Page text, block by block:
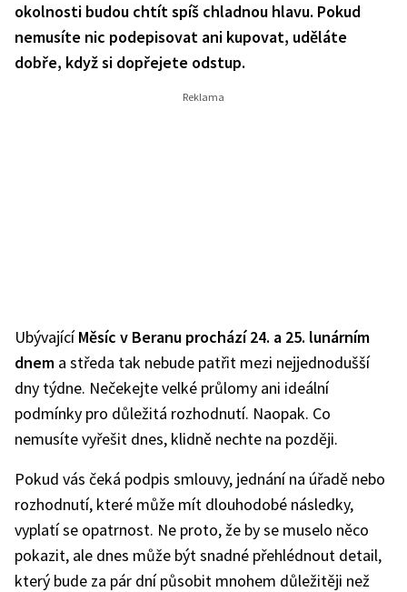
okolnosti budou chtít spíš chladnou hlavu. Pokud
nemusíte nic podepisovat ani kupovat, uděláte
dobře, když si dopřejete odstup.
UbývajícíMěsíc v Beranu prochází 24. a 25. lunárním
dnem a středa tak nebude patřit mezi nejjednodušší
dny týdne. Nečekejte velké průlomy ani ideální
podmínky pro důležitá rozhodnutí. Naopak. Co
nemusíte vyřešit dnes, klidně nechte na později.
Pokud vás čeká podpis smlouvy, jednání na úřadě nebo
rozhodnutí, které může mít dlouhodobé následky,
vyplatí se opatrnost. Ne proto, že by se muselo něco
pokazit, ale dnes může být snadné přehlédnout detail,
který bude za pár dní působit mnohem důležitěji než